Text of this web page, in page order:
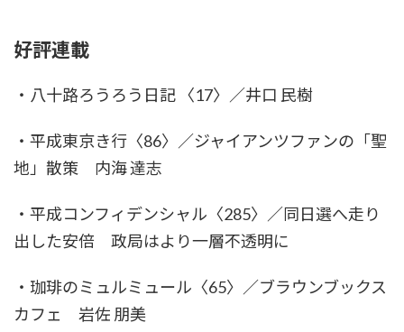
好評連載
・八十路ろうろう日記 〈17〉／井口 民樹
・平成東京き行〈86〉／ジャイアンツファンの「聖
地」散策 内海 達志
・平成コンフィデンシャル〈285〉／同日選へ走り
出した安倍 政局はより一層不透明に
・珈琲のミュルミュール〈65〉／ブラウンブックス
カフェ 岩佐 朋美